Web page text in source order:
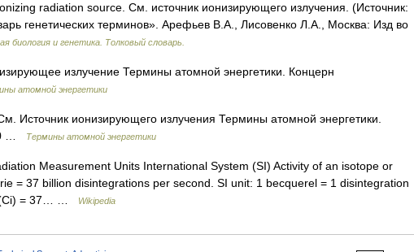
radiation source. См. источник ионизирующего излучения. (Источник:
генетических терминов». Арефьев В.А., Лисовенко Л.А., Москва: Изд во
биология и генетика. Толковый словарь.
излучение Термины атомной энергетики. Концерн
атомной энергетики
Источник ионизирующего излучения Термины атомной энергетики.
…
Термины атомной энергетики
Measurement Units International System (SI) Activity of an isotope or
= 37 billion disintegrations per second. SI unit: 1 becquerel = 1 disintegration
(Ci) = 37… …
Wikipedia